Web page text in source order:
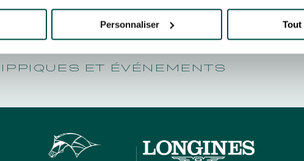
Personnaliser Tout
ET ÉVÉNEMENTS